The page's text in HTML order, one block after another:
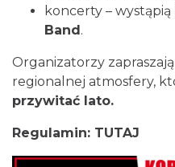
Mirosław Szołtysek -
Brenna
0.23 km
koncerty – wystąpią
Band.
Organizatorzy
regionalnej atmosfery,
przywitać lato.
Regulamin: TUTAJ